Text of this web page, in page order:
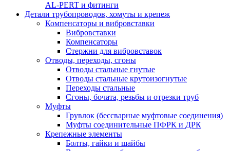
AL-PERT и фитинги
Детали трубопроводов, хомуты и крепеж
Компенсаторы и вибровставки
Вибровставки
Компенсаторы
Стержни для вибровставок
Отводы, переходы, сгоны
Отводы стальные гнутые
Отводы стальные крутоизогнутые
Переходы стальные
Сгоны, бочата, резьбы и отрезки труб
Муфты
Грувлок (бессварные муфтовые соединения)
Муфты соединительные ПФРК и ДРК
Крепежные элементы
Болты, гайки и шайбы